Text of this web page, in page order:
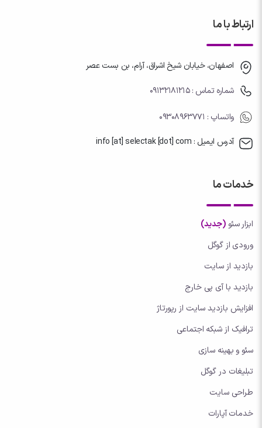
ارتباط با ما
اصفهان، خیابان شیخ اشراق، آرام، بن بست عصر
شماره تماس : 09132181215
واتساپ : 09308963771
آدرس ایمیل : info [at] selectak [dot] com
خدمات ما
ابزار سئو (جدید)
ورودی از گوگل
بازدید از سایت
بازدید با آی پی خارج
افزایش بازدید سایت از رپورتاژ
ترافیک از شبکه اجتماعی
سئو و بهینه سازی
تبلیغات در گوگل
طراحی سایت
خدمات آپارات